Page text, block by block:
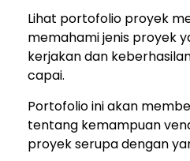
Lihat portofolio proyek
memahami jenis proyek
kerjakan dan
capai.
Portofolio ini akan
tentang kemampuan
proyek serupa dengan